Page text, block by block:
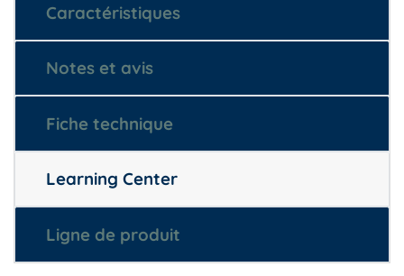
Caractéristiques
Notes et avis
Fiche technique
Learning Center
Ligne de produit